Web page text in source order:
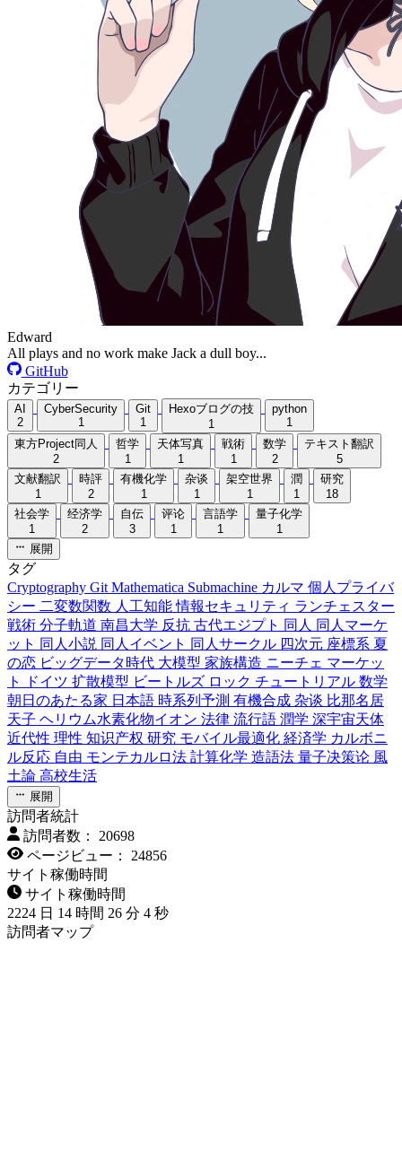
Edward
All plays and no work make Jack a dull boy...
GitHub
カテゴリー
AI
2
CyberSecurity
1
Git
1
Hexoブログの技
1
python
1
東方Project同人
2
哲学
1
天体写真
1
戦術
1
数学
2
テキスト翻訳
5
文献翻訳
1
時評
2
有機化学
1
杂谈
1
架空世界
1
潤
1
研究
18
社会学
1
经济学
2
自伝
3
评论
1
言語学
1
量子化学
1
展開
タグ
Cryptography Git Mathematica Submachine カルマ 個人プライバ
シー 二変数関数 人工知能情報セキュリティ ランチェスター
戦術 分子軌道 南昌大学 反抗 古代エジプト 同人 同人マーケ
ット 同人小説 同人イベント 同人サークル 四次元 座標系 夏
の恋 ビッグデータ時代 大模型 家族構造 ニーチェ マーケッ
ト
ドイツ 扩散模型 ビートルズ ロック チュートリアル 数学
朝日のあたる家 日本語 時系列予測 有機合成 杂谈 比那名居
天子 ヘリウム水素化物イオン 法律 流行語 潤学 深宇宙天体
近代性 理性 知识产权 研究 モバイル最適化 経済学 カルボニ
ル反応 自由 モンテカルロ法 計算化学 造語法 量子决策论 風
土論 高校生活
展開
訪問者統計
訪問者数：
20698
ページビュー：
24856
サイト稼働時間
サイト稼働時間
2224 日 14 時間 26 分 6 秒
訪問者マップ